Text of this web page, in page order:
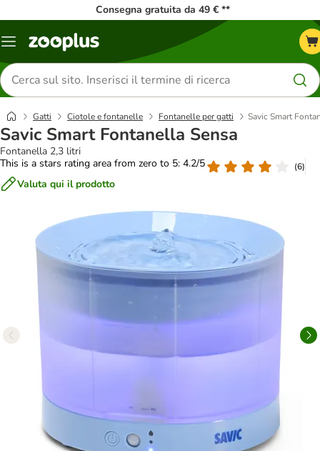
Consegna gratuita da 49 € **
Overview
Cerca
prodotti
Gatti Ciotole e fontanelle Fontanelle per gatti Savic Smart
Savic Smart Fontanella Sensa
Fontanella 2,3 litri
This is a stars rating area from zero to 5: 4.2/5
(6)
Valuta qui il prodotto